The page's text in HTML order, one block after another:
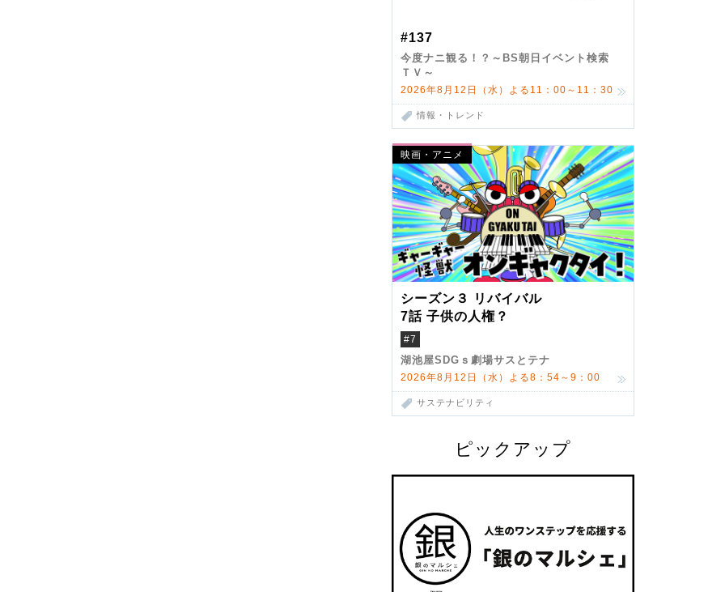
#137
今度ナニ観る！？～BS朝日イベント検索
ＴＶ～
2026年8月12日（水）よる11：00～11：30
情報・トレンド
映画・アニメ
シーズン３ リバイバル
7話 子供の人権？
#7
湖池屋SDGｓ劇場サスとテナ
2026年8月12日（水）よる8：54～9：00
サステナビリティ
ピックアップ